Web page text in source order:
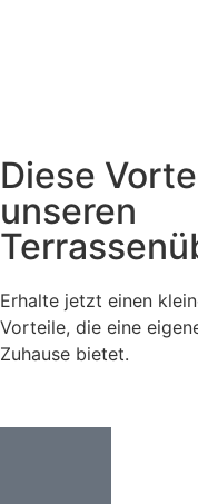
Diese
unseren
Erhalte jetzt einen
Vorteile, die eine
Zuhause bietet.